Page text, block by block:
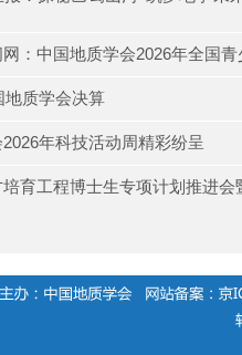
：中国地质学会2026年全国
地质学会决算
年科技活动周精彩纷呈
育工程博士生专项计划推进会